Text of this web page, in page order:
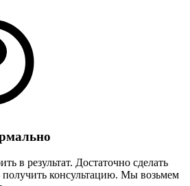
в результат. Достаточно сделать
консультацию. Мы возьмем